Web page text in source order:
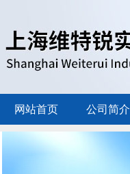
网站首页 公司简介